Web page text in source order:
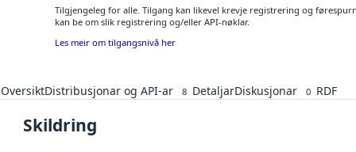
Tilgjengeleg for alle. Tilgang kan likevel krevje registrering og
kan be om slik registrering og/eller API-nøklar.
Les meir om tilgangsnivå her
OversiktDistribusjonar og API-ar 8 DetaljarDiskusjonar 0 RDF
Skildring